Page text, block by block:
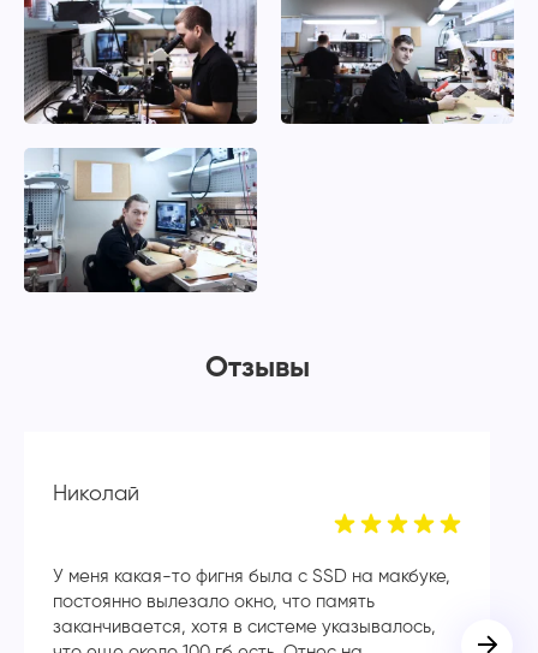
Отзывы
Николай
У меня какая-то фигня была с SSD на макбуке,
постоянно вылезало окно, что память
заканчивается, хотя в системе указывалось,